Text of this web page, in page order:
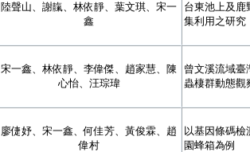
陸聲山、謝靝、林依靜、葉文琪、宋一
鑫
台東池上及鹿
集利用之研究
宋一鑫、林依靜、李偉傑、趙家慧、陳
心怡、汪琮瑋
曾文溪流域臺
蟲棲群動態觀
廖倢妤、宋一鑫、何佳芳、黃俊霖、趙
偉村
以基因條碼
園蜂箱為例